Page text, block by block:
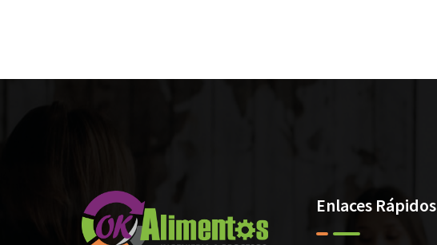
Enlaces Rápidos